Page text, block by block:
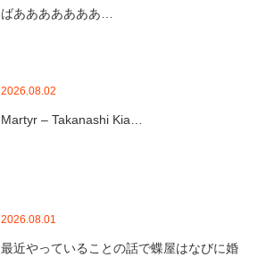
ばあああああああ…
2026.08.02
Martyr – Takanashi Kia…
2026.08.01
最近やっていることの話で蝶屋はなびに婚